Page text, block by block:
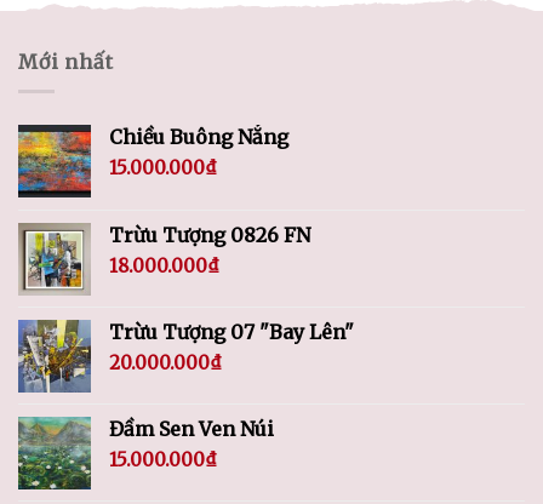
Mới nhất
Chiều Buông Nắng
15.000.000₫
Trừu Tượng 0826 FN
18.000.000₫
Trừu Tượng 07 "Bay Lên"
20.000.000₫
Đầm Sen Ven Núi
15.000.000₫